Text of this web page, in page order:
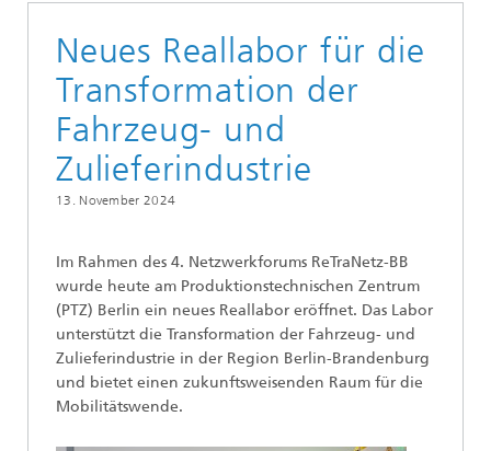
Neues Reallabor für die
Transformation der
Fahrzeug- und
Zulieferindustrie
13. November 2024
Im Rahmen des 4. Netzwerkforums ReTraNetz-BB
wurde heute am Produk­tionstechnischen Zentrum
(PTZ) Berlin ein neues Reallabor eröffnet. Das Labor
unterstützt die Transformation der Fahrzeug- und
Zulieferindustrie in der Region Berlin-Brandenburg
und bietet einen zukunftsweisenden Raum für die
Mobilitätswende.